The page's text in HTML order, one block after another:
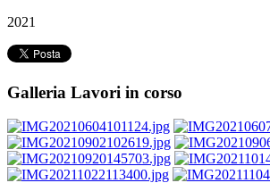
2021
Galleria Lavori in corso